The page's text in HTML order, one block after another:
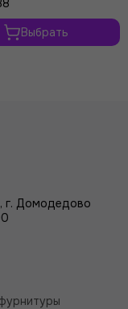
Выбрать
г. Домодедово